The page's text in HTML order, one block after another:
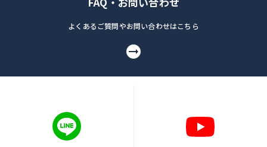
よくあるご質問やお問い合わせはこちら